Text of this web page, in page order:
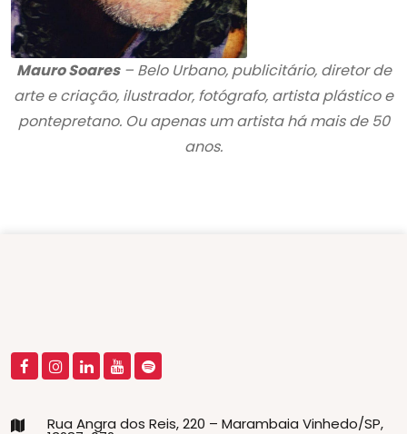
Mauro Soares– Belo Urbano, publicitário, diretor de
arte e criação, ilustrador, fotógrafo, artista plástico e
pontepretano. Ou apenas um artista há mais de 50
anos.
Rua Angra dos Reis, 220 – Marambaia Vinhedo/SP,